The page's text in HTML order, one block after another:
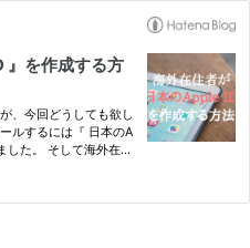
』を作成する方
、今回どうしても欲し
ルするには『 日本のA
した。 そして海外在住
App Storeを利用す…